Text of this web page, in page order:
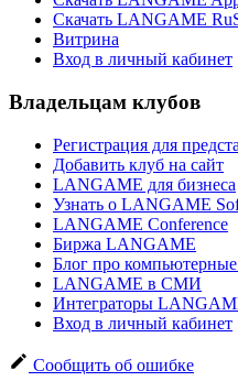
Скачать LANGAME
Витрина
Вход в личный кабинет
Владельцам клубов
Регистрация для
Добавить клуб на сайт
LANGAME для бизнеса
Узнать о LANGAME
LANGAME Conference
Биржа LANGAME
Блог про
LANGAME в СМИ
Интеграторы
Вход в личный кабинет
Сообщить об ошибке